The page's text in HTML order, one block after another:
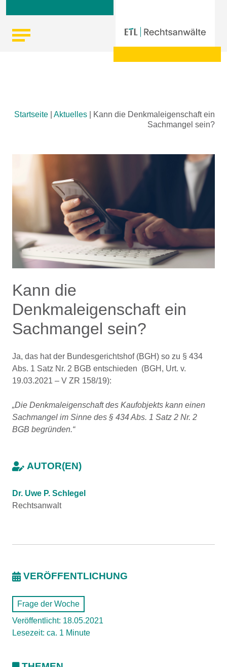
Startseite Aktuelles
Kann die Denkmaleigenschaft ein
Sachmangel sein?
Kann die
Denkmaleigenschaft ein
Sachmangel sein?
Ja, das hat der Bundesgerichtshof (BGH) so zu § 434
Abs. 1 Satz Nr. 2 BGB entschieden (BGH, Urt. v.
19.03.2021 – V ZR 158/19):
„Die Denkmaleigenschaft des Kaufobjekts kann einen
Sachmangel im Sinne des § 434 Abs. 1 Satz 2 Nr. 2
BGB begründen.“
AUTOR(EN)
Dr. Uwe P. Schlegel
Rechtsanwalt
VERÖFFENTLICHUNG
Frage der Woche
Veröffentlicht: 18.05.2021
Lesezeit: ca. 1 Minute